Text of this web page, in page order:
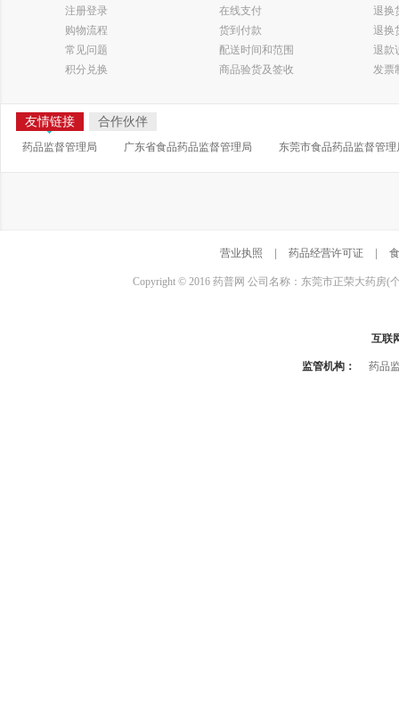
注册登录
购物流程
常见问题
积分兑换
在线支付
货到付款
配送时间和范围
商品验货及签收
退换
退换
退款
发票
友情链接 合作伙伴
药品监督管理局 广东省食品药品监督管理局 东莞市食品药品监督管理
营业执照 药品经营许可证
Copyright © 2016 药普网 公司名称：东莞市正荣大药房(
互联
监管机构： 药品